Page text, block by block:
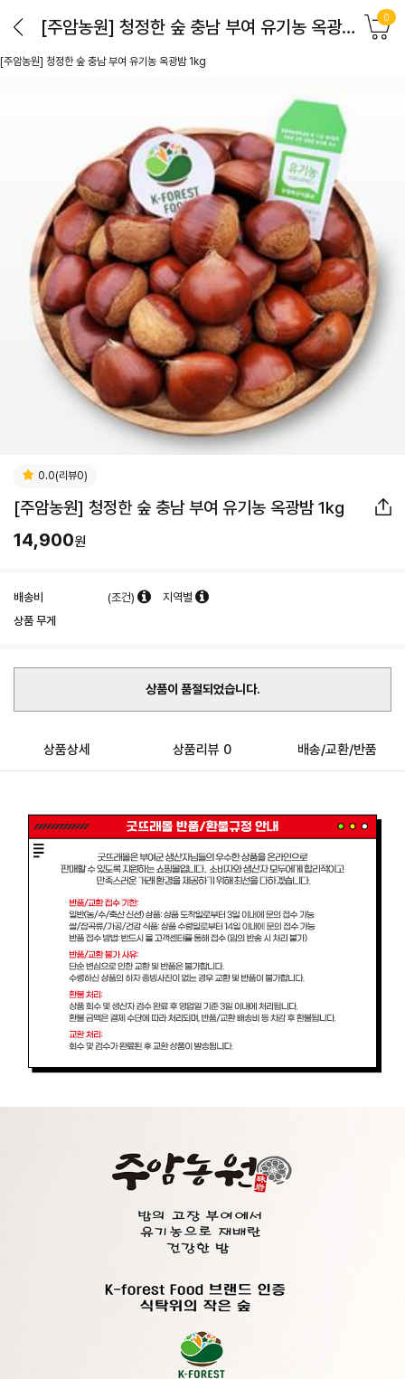
[주암농원] 청정한 숲 충남 부여 유기농 옥광밤 1kg 0
[주암농원] 청정한 숲 충남 부여 유기농 옥광밤 1kg
0.0(리뷰0)
[주암농원] 청정한 숲 충남 부여 유기농 옥광밤 1kg
14,900원
배송비 (조건)
지역별
상품 무게
상품이 품절되었습니다.
상품상세 상품리뷰 0 배송/교환/반품